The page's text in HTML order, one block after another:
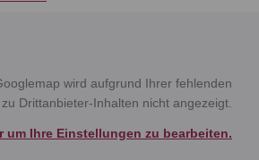
wird aufgrund Ihrer fehlenden
Drittanbieter-Inhalten nicht angezeigt.
um Ihre Einstellungen zu bearbeiten.